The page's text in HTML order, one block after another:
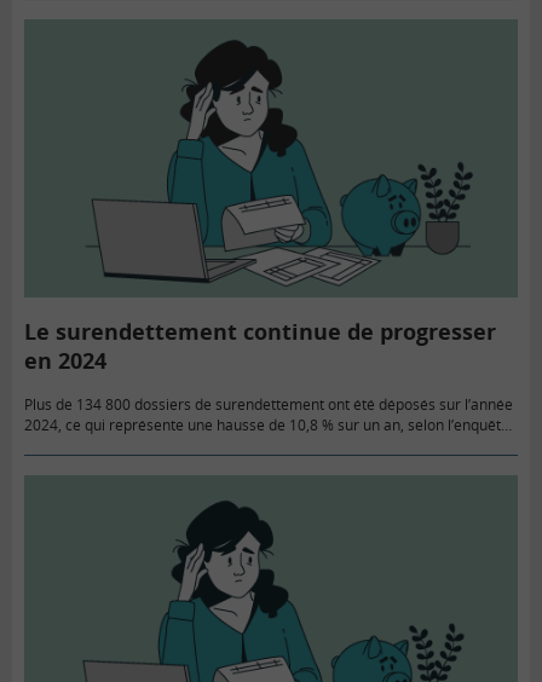
Le surendettement continue de progresser
en 2024
Plus de 134 800 dossiers de surendettement ont été déposés sur l’année
2024, ce qui représente une hausse de 10,8 % sur un an, selon l’enquête